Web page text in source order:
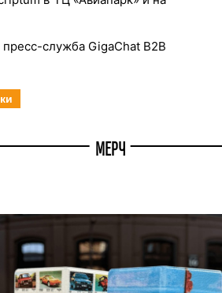
служба GigaChat B2B
МЕРЧ